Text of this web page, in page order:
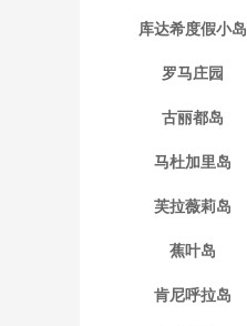
库达希度假小岛
罗马庄园
古丽都岛
马杜加里岛
芙拉薇莉岛
蕉叶岛
肯尼呼拉岛